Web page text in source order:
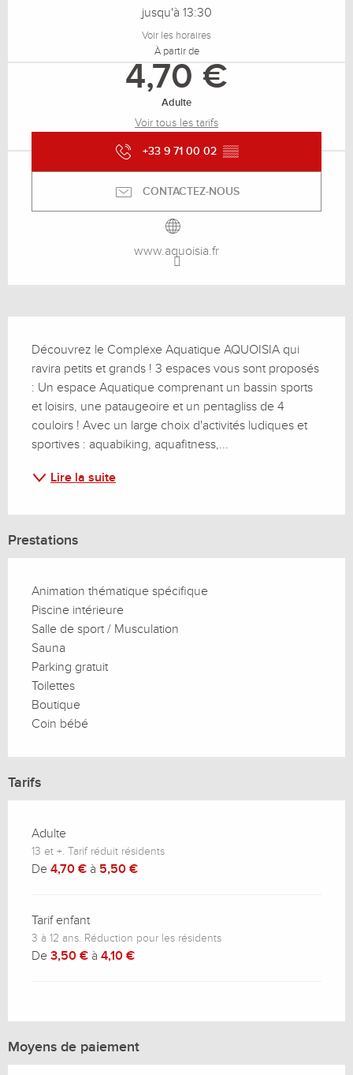
jusqu'à 13:30
Voir les horaires
À partir de
4,70 €
Adulte
Voir tous les tarifs
+33 9 71 00 02 ▒▒
CONTACTEZ-NOUS
www.aquoisia.fr
Découvrez le Complexe Aquatique AQUOISIA qui
ravira petits et grands ! 3 espaces vous sont proposés
: Un espace Aquatique comprenant un bassin sports
et loisirs, une pataugeoire et un pentagliss de 4
couloirs ! Avec un large choix d'activités ludiques et
sportives : aquabiking, aquafitness,...
Lire la suite
Prestations
Animation thématique spécifique
Piscine intérieure
Salle de sport / Musculation
Sauna
Parking gratuit
Toilettes
Boutique
Coin bébé
Tarifs
Adulte
13 et +. Tarif réduit résidents
De 4,70 € à 5,50 €
Tarif enfant
3 à 12 ans. Réduction pour les résidents
De 3,50 € à 4,10 €
Moyens de paiement